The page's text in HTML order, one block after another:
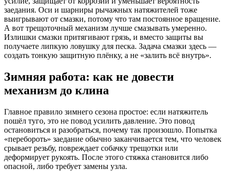
заедания. Оси и шарниры рычажных натяжителей тоже
выигрывают от смазки, потому что там постоянное вращение.
А вот трещоточный механизм лучше смазывать умеренно.
Излишки смазки притягивают грязь, и вместо защиты вы
получаете липкую ловушку для песка. Задача смазки здесь —
создать тонкую защитную плёнку, а не «залить всё внутрь».
Зимняя работа: как не довести
механизм до клина
Главное правило зимнего сезона простое: если натяжитель
пошёл туго, это не повод усилить давление. Это повод
остановиться и разобраться, почему так произошло. Попытка
«перебороть» заедание обычно заканчивается тем, что человек
срывает резьбу, повреждает собачку трещотки или
деформирует рукоять. После этого стяжка становится либо
опасной, либо требует замены узла.